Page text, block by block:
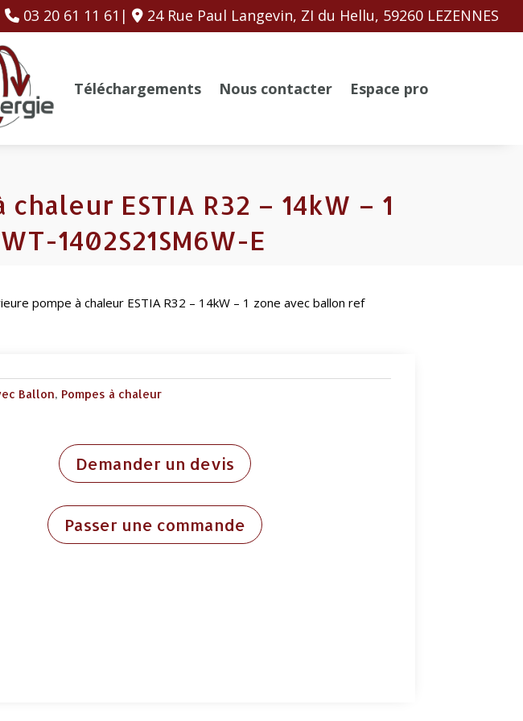
03 20 61 11 61| 24 Rue Paul Langevin, ZI du Hellu, 59260 LEZENNES
Téléchargements Nous contacter Espace pro
ESTIA R32 – 14kW – 1
1402S21SM6W-E
pompe à chaleur ESTIA R32 – 14kW – 1 zone avec ballon ref
Ballon, Pompes à chaleur
Demander un devis
Passer une commande